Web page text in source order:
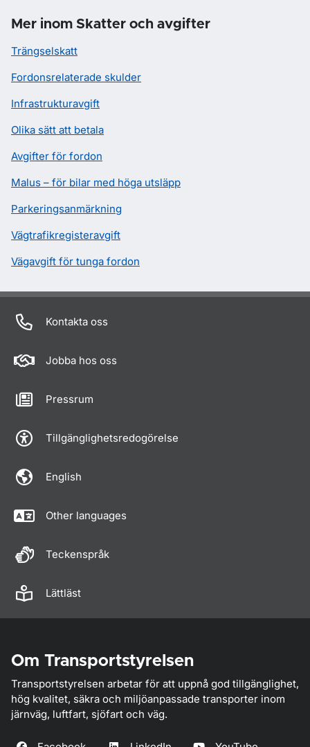
Mer inom Skatter och avgifter
Trängselskatt
Fordonsrelaterade skulder
Infrastrukturavgift
Olika sätt att betala
Avgifter för fordon
Malus – för bilar med höga utsläpp
Parkeringsanmärkning
Vägtrafikregisteravgift
Vägavgift för tunga fordon
Kontakta oss
Jobba hos oss
Pressrum
Tillgänglighetsredogörelse
English
Other languages
Teckenspråk
Lättläst
Om Transportstyrelsen
Transportstyrelsen arbetar för att uppnå god tillgänglighet,
hög kvalitet, säkra och miljöanpassade transporter inom
järnväg, luftfart, sjöfart och väg.